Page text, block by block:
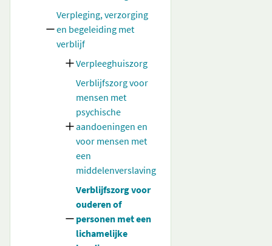
Verpleging, verzorging
en begeleiding met
verblijf
Verpleeghuiszorg
Verblijfszorg voor
mensen met
psychische
aandoeningen en
voor mensen met
een
middelenverslaving
Verblijfszorg voor
ouderen of
personen met een
lichamelijke